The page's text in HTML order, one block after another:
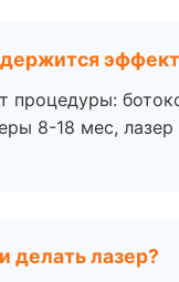
процедуры:
8-18 мес,
делать лазер?